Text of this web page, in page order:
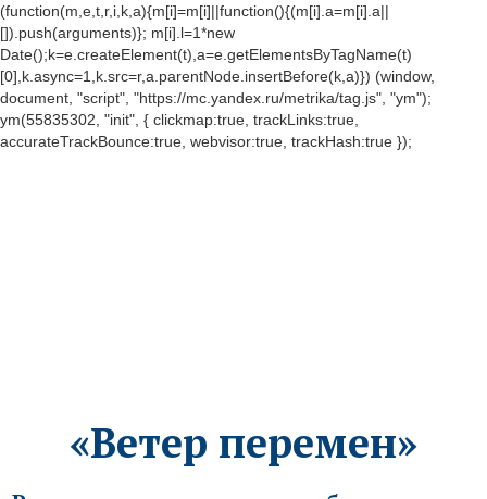
(function(m,e,t,r,i,k,a){m[i]=m[i]||function(){(m[i].a=m[i].a||
[]).push(arguments)}; m[i].l=1*new
Date();k=e.createElement(t),a=e.getElementsByTagName(t)
[0],k.async=1,k.src=r,a.parentNode.insertBefore(k,a)}) (window,
document, "script", "https://mc.yandex.ru/metrika/tag.js", "ym");
ym(55835302, "init", { clickmap:true, trackLinks:true,
accurateTrackBounce:true, webvisor:true, trackHash:true });
«Ветер перемен»